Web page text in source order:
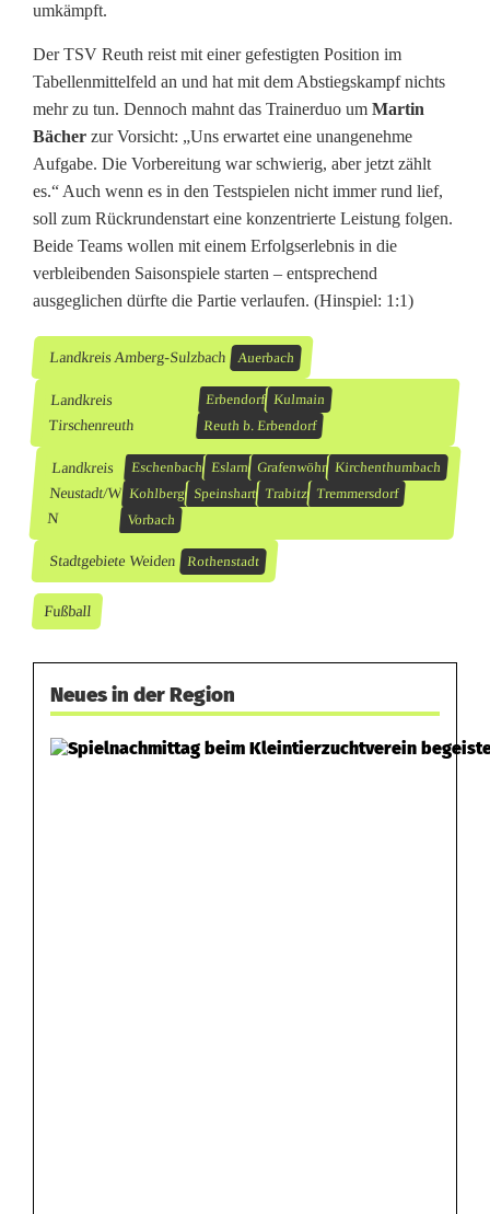
umkämpft.
Der TSV Reuth reist mit einer gefestigten Position im
Tabellenmittelfeld an und hat mit dem Abstiegskampf nichts
mehr zu tun. Dennoch mahnt das Trainerduo um Martin
Bächer zur Vorsicht: „Uns erwartet eine unangenehme
Aufgabe. Die Vorbereitung war schwierig, aber jetzt zählt
es.“ Auch wenn es in den Testspielen nicht immer rund lief,
soll zum Rückrundenstart eine konzentrierte Leistung folgen.
Beide Teams wollen mit einem Erfolgserlebnis in die
verbleibenden Saisonspiele starten – entsprechend
ausgeglichen dürfte die Partie verlaufen. (Hinspiel: 1:1)
Landkreis Amberg-Sulzbach Auerbach
Landkreis
Tirschenreuth
Erbendorf Kulmain
Reuth b. Erbendorf
Landkreis
Neustadt/W
N
Eschenbach Eslarn Grafenwöhr Kirchenthumbach
Kohlberg Speinshart Trabitz Tremmersdorf
Vorbach
Stadtgebiete Weiden Rothenstadt
Fußball
Neues in der Region